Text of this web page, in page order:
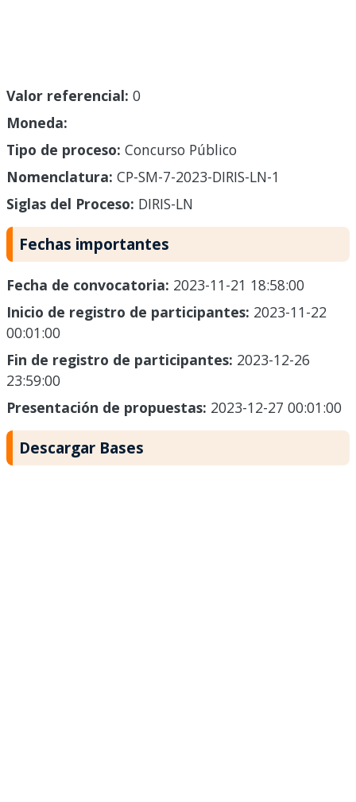
Valor referencial: 0
Moneda:
Tipo de proceso: Concurso Público
Nomenclatura: CP-SM-7-2023-DIRIS-LN-1
Siglas del Proceso: DIRIS-LN
Fechas importantes
Fecha de convocatoria: 2023-11-21 18:58:00
Inicio de registro de participantes: 2023-11-22
00:01:00
Fin de registro de participantes: 2023-12-26
23:59:00
Presentación de propuestas: 2023-12-27 00:01:00
Descargar Bases